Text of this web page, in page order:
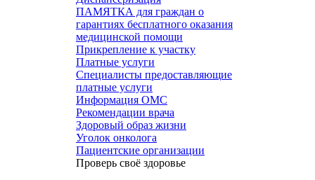
ПАМЯТКА для граждан о
гарантиях бесплатного оказания
медицинской помощи
Прикрепление к участку
Платные услуги
Специалисты предоставляющие
платные услуги
Информация ОМС
Рекомендации врача
Здоровый образ жизни
Уголок онколога
Пациентские организации
Проверь своё здоровье